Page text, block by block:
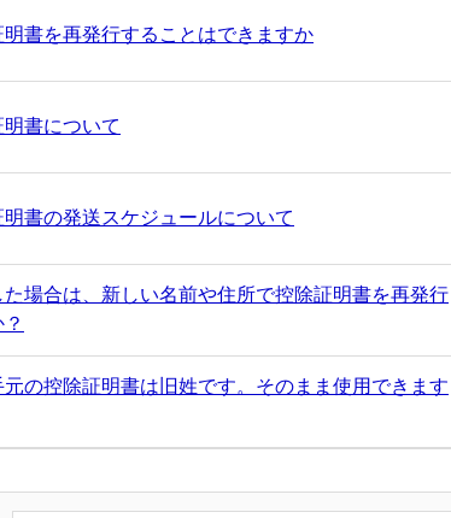
書を再発行することはできますか
書について
書の発送スケジュールについて
場合は、新しい名前や住所で控除証明書を再発行
の控除証明書は旧姓です。そのまま使用できます